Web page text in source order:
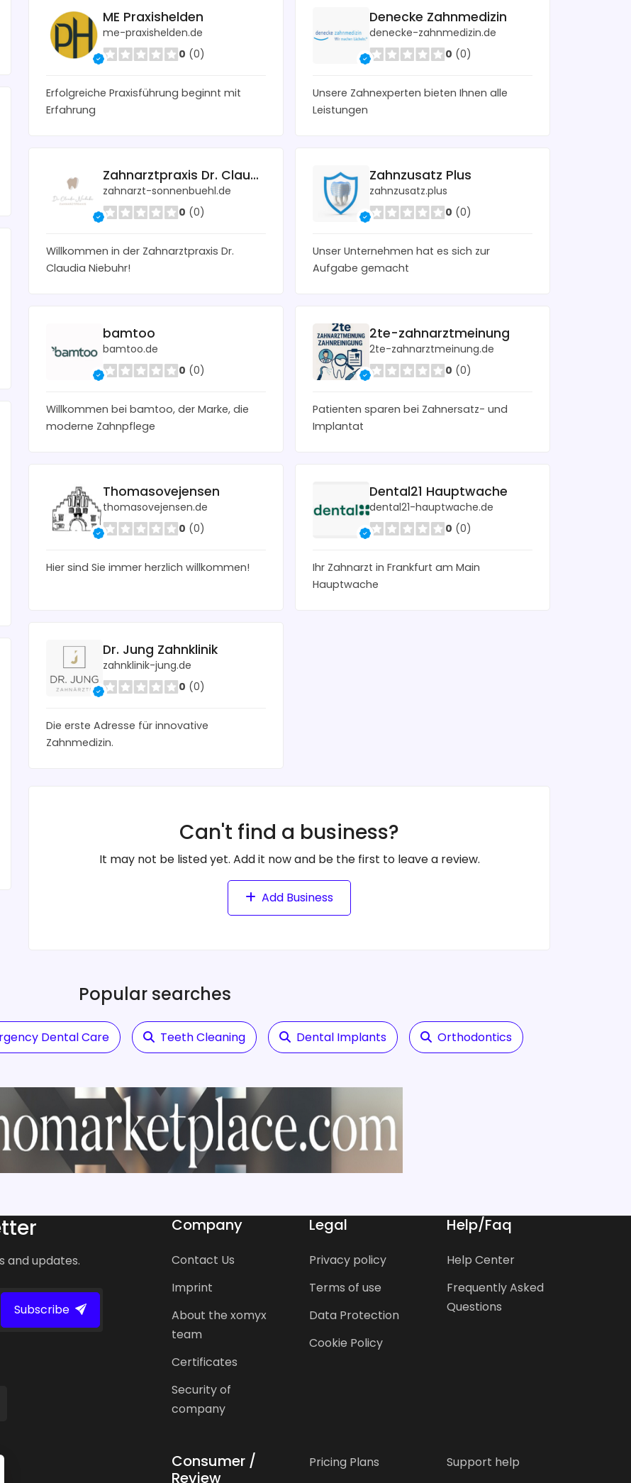
ME Praxishelden
me-praxishelden.de
0 (0)
Erfolgreiche Praxisführung beginnt mit
Erfahrung
Denecke Zahnmedizin
denecke-zahnmedizin.de
0 (0)
Unsere Zahnexperten bieten Ihnen alle
Leistungen
Zahnarztpraxis Dr. Claudia Niebuhr
zahnarzt-sonnenbuehl.de
0 (0)
Willkommen in der Zahnarztpraxis Dr.
Claudia Niebuhr!
Zahnzusatz Plus
zahnzusatz.plus
0 (0)
Unser Unternehmen hat es sich zur
Aufgabe gemacht
bamtoo
bamtoo.de
0 (0)
Willkommen bei bamtoo, der Marke, die
moderne Zahnpflege
2te-zahnarztmeinung
2te-zahnarztmeinung.de
0 (0)
Patienten sparen bei Zahnersatz- und
Implantat
Thomasovejensen
thomasovejensen.de
0 (0)
Hier sind Sie immer herzlich willkommen!
Dental21 Hauptwache
dental21-hauptwache.de
0 (0)
Ihr Zahnarzt in Frankfurt am Main
Hauptwache
Dr. Jung Zahnklinik
zahnklinik-jung.de
0 (0)
Die erste Adresse für innovative
Zahnmedizin.
Can't find a business?
It may not be listed yet. Add it now and be the first to leave a review.
Add Business
Popular searches
Dental Care Teeth Cleaning Dental Implants Orthodontics
and updates.
Subscribe
Company
Contact Us
Imprint
About the xomyx
team
Certificates
Security of
company
Legal
Privacy policy
Terms of use
Data Protection
Cookie Policy
Help/Faq
Help Center
Frequently Asked
Questions
Consumer /
Review
Pricing Plans Support help